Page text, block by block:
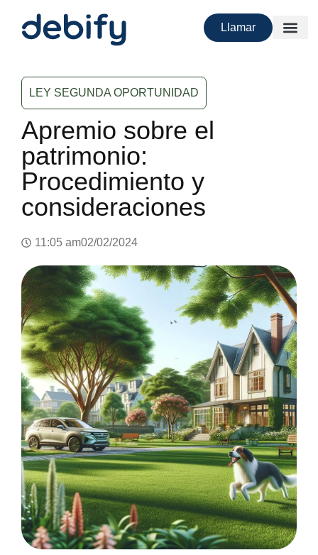
Llamar
LEY SEGUNDA OPORTUNIDAD
Apremio sobre el
patrimonio:
Procedimiento y
consideraciones
11:05 am02/02/2024